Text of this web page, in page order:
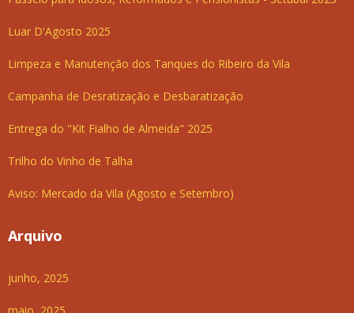
Luar D'Agosto 2025
Limpeza e Manutenção dos Tanques do Ribeiro da Vila
Campanha de Desratização e Desbaratização
Entrega do "Kit Fialho de Almeida" 2025
Trilho do Vinho de Talha
Aviso: Mercado da Vila (Agosto e Setembro)
Arquivo
junho, 2025